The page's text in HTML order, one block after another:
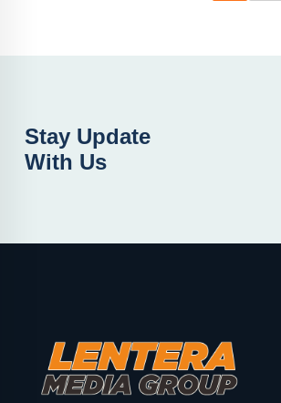
Stay Update
With Us